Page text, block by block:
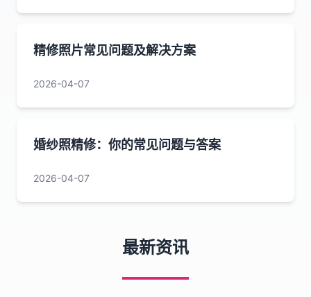
精修照片常见问题及解决方案
2026-04-07
婚纱照精修：你的常见问题与答案
2026-04-07
最新资讯